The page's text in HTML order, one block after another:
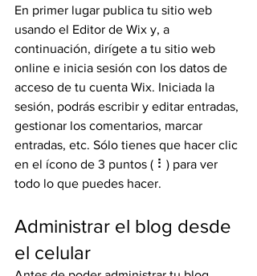
En primer lugar publica tu sitio web
usando el Editor de Wix y, a
continuación, dirígete a tu sitio web
online e inicia sesión con los datos de
acceso de tu cuenta Wix. Iniciada la
sesión, podrás escribir y editar entradas,
gestionar los comentarios, marcar
entradas, etc. Sólo tienes que hacer clic
en el ícono de 3 puntos ( ⠇) para ver
todo lo que puedes hacer.
Administrar el blog desde
el celular